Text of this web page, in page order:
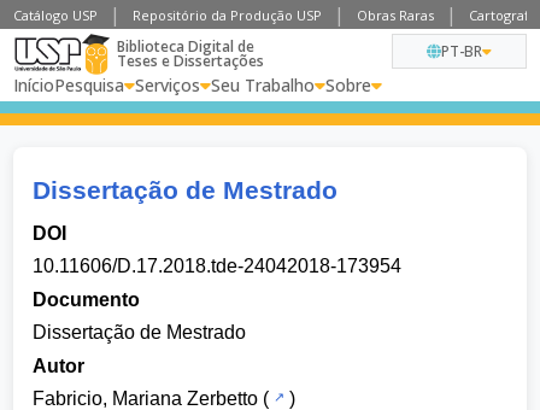
Catálogo USP Repositório da Produção USP Obras Raras
Biblioteca Digital de
Teses e Dissertações
InícioPesquisa Serviços Seu Trabalho Sobre
PT-BR
Dissertação de Mestrado
DOI
10.11606/D.17.2018.tde-24042018-173954
Documento
Dissertação de Mestrado
Autor
Fabricio, Mariana Zerbetto (
)